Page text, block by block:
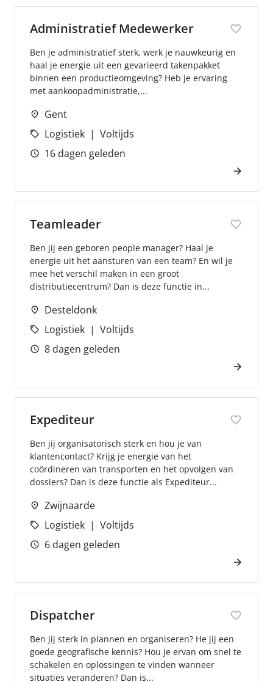
Administratief Medewerker
Ben je administratief sterk, werk je nauwkeurig en
haal je energie uit een gevarieerd takenpakket
binnen een productieomgeving? Heb je ervaring
met aankoopadministratie,...
Gent
Logistiek
Voltijds
16 dagen geleden
Teamleader
Ben jij een geboren people manager? Haal je
energie uit het aansturen van een team? En wil je
mee het verschil maken in een groot
distributiecentrum? Dan is deze functie in...
Desteldonk
Logistiek
Voltijds
8 dagen geleden
Expediteur
Ben jij organisatorisch sterk en hou je van
klantencontact? Krijg je energie van het
coördineren van transporten en het opvolgen van
dossiers? Dan is deze functie als Expediteur...
Zwijnaarde
Logistiek
Voltijds
6 dagen geleden
Dispatcher
Ben jij sterk in plannen en organiseren? He jij een
goede geografische kennis? Hou je ervan om snel te
schakelen en oplossingen te vinden wanneer
situaties veranderen? Dan is...